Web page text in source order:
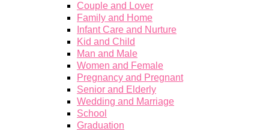
Couple and Lover
Family and Home
Infant Care and Nurture
Kid and Child
Man and Male
Women and Female
Pregnancy and Pregnant
Senior and Elderly
Wedding and Marriage
School
Graduation